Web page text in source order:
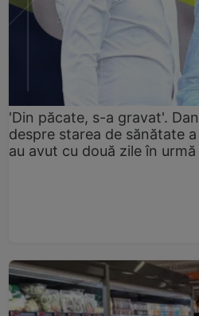
'Din păcate, s-a gravat'.
despre starea de sănătate
au avut cu două zile în urmă